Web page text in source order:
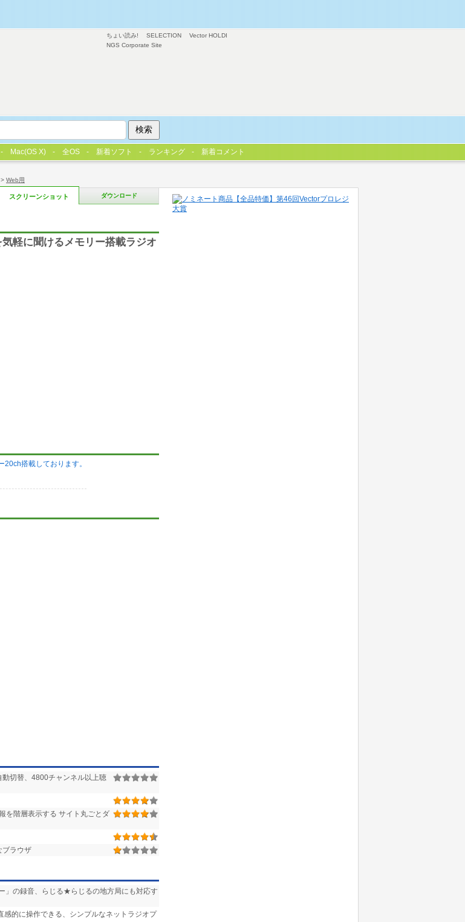
> Web用
スクリーンショット ダウンロード
軽に聞けるメモリー搭載ラジオ
搭載しております。
動切替、4800チャンネル以上聴
を階層表示する サイト丸ごとダ
ブラウザ
」の録音、らじる★らじるの地方局にも対応す
的に操作できる、シンプルなネットラジオプ
ちょい読み! SELECTION
Vector HOLDI
NGS Corporate Site
Mac(OS X) 全OS 新着ソフト ランキング 新着コメント